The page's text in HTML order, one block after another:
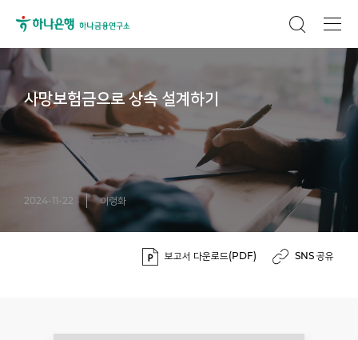
사망보험금으로 상속 설계하기
2024-11-22 이령화
보고서 다운로드(PDF) SNS 공유